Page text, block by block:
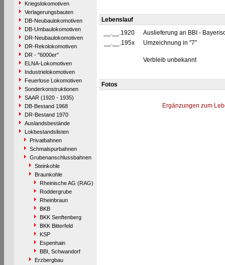
Kriegslokomotiven
Verlagerungsbauten
DB-Neubaulokomotiven
DB-Umbaulokomotiven
DR-Neubaulokomotiven
DR-Rekolokomotiven
DR - "6000er"
ELNA-Lokomotiven
Industrielokomotiven
Feuerlose Lokomotiven
Sonderkonstruktionen
SAAR (1920 - 1935)
DB-Bestand 1968
DR-Bestand 1970
Auslandsbestände
Lokbestandslisten
Privatbahnen
Schmalspurbahnen
Grubenanschlussbahnen
Steinkohle
Braunkohle
Rheinische AG (RAG)
Roddergrube
Rheinbraun
BKB
BKK Senftenberg
BKK Bitterfeld
KSP
Espenhain
BBI, Schwandorf
Erzbergbau
Lebenslauf
__.__.1920
Auslieferung an BBI -
__.__.195x
Umzeichnung in "7"
Verbleib unbekannt
Fotos
Ergänzungen zum